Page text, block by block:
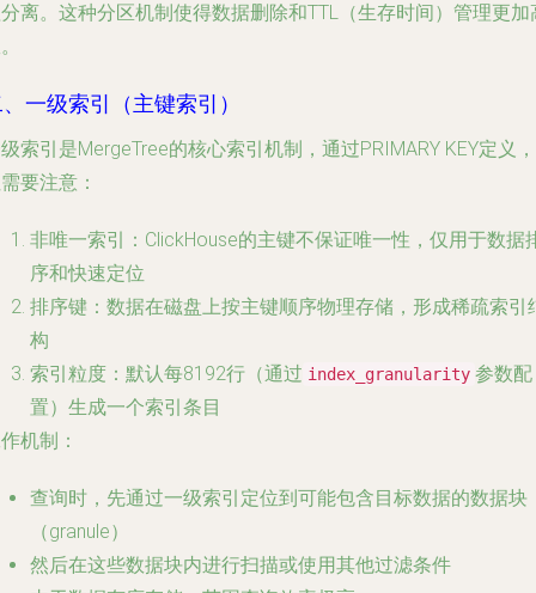
离。这种分区机制使得数据删除和TTL（生存时间）管理更加
一级索引（主键索引）
索引是MergeTree的核心索引机制，通过PRIMARY KEY定义，
要注意：
非唯一索引 ：ClickHouse的主键不保证唯一性，仅用于数据
序和快速定位
排序键 ：数据在磁盘上按主键顺序物理存储，形成稀疏索引
构
索引粒度 ：默认每8192行（通过 index_granularity 参数配
置）生成一个索引条目
机制：
查询时，先通过一级索引定位到可能包含目标数据的数据块
（granule）
然后在这些数据块内进行扫描或使用其他过滤条件